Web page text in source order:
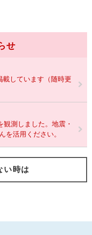
せ
しています（随時更
測しました。地震・
を活用ください。
い時は